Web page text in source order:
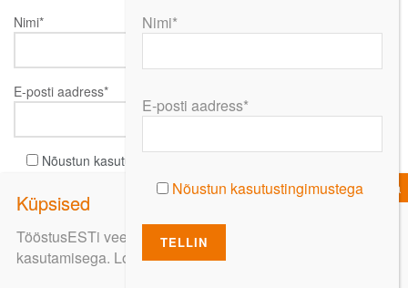
Nimi*
E-posti aadress*
Nõustun kasutustingimustega
TööstusESTi veebi kasutamist jätkates nõustute küpsiste
kasutamisega. Loe lähemaltsiit.
Nimi*
E-posti aadress*
Nõustun kasutustingimustega